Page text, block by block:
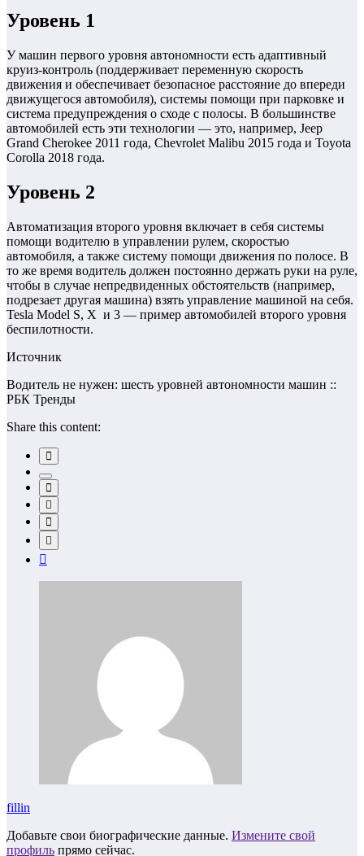
Уровень 1
У машин первого уровня автономности есть адаптивный
круиз-контроль (поддерживает переменную скорость
движения и обеспечивает безопасное расстояние до впереди
движущегося автомобиля), системы помощи при парковке и
система предупреждения о сходе с полосы. В большинстве
автомобилей есть эти технологии — это, например, Jeep
Grand Cherokee 2011 года, Chevrolet Malibu 2015 года и Toyota
Corolla 2018 года.
Уровень 2
Автоматизация второго уровня включает в себя системы
помощи водителю в управлении рулем, скоростью
автомобиля, а также систему помощи движения по полосе. В
то же время водитель должен постоянно держать руки на руле,
чтобы в случае непредвиденных обстоятельств (например,
подрезает другая машина) взять управление машиной на себя.
Tesla Model S, X и 3 — пример автомобилей второго уровня
беспилотности.
Источник
Водитель не нужен: шесть уровней автономности машин ::
РБК Тренды
Share this content:
fillin
Добавьте свои биографические данные. Измените свой
профиль прямо сейчас.